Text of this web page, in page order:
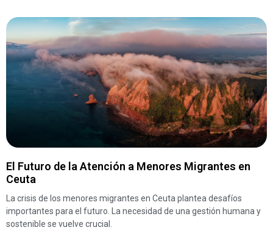
El Futuro de la Atención a Menores Migrantes en
Ceuta
La crisis de los menores migrantes en Ceuta plantea desafíos
importantes para el futuro. La necesidad de una gestión humana y
sostenible se vuelve crucial.